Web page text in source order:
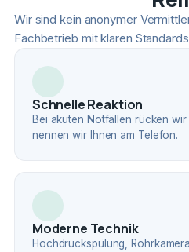
Wir sind kein anonymer
Fachbetrieb mit klaren
Schnelle Reaktion
Bei akuten Notfällen rücken
nennen wir Ihnen am Telefon.
Moderne Technik
Hochdruckspülung,